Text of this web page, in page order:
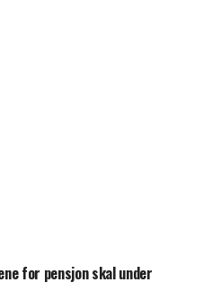
for pensjon skal under